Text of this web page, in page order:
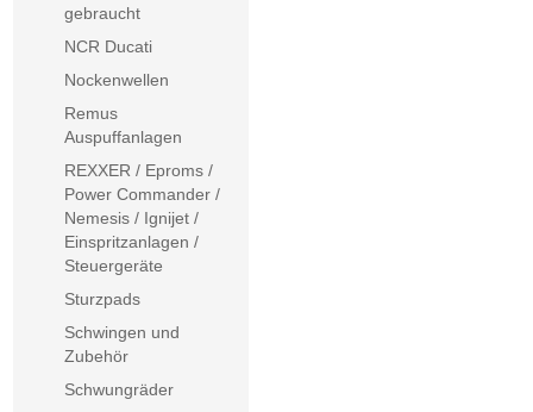
gebraucht
NCR Ducati
Nockenwellen
Remus
Auspuffanlagen
REXXER / Eproms /
Power Commander /
Nemesis / Ignijet /
Einspritzanlagen /
Steuergeräte
Sturzpads
Schwingen und
Zubehör
Schwungräder